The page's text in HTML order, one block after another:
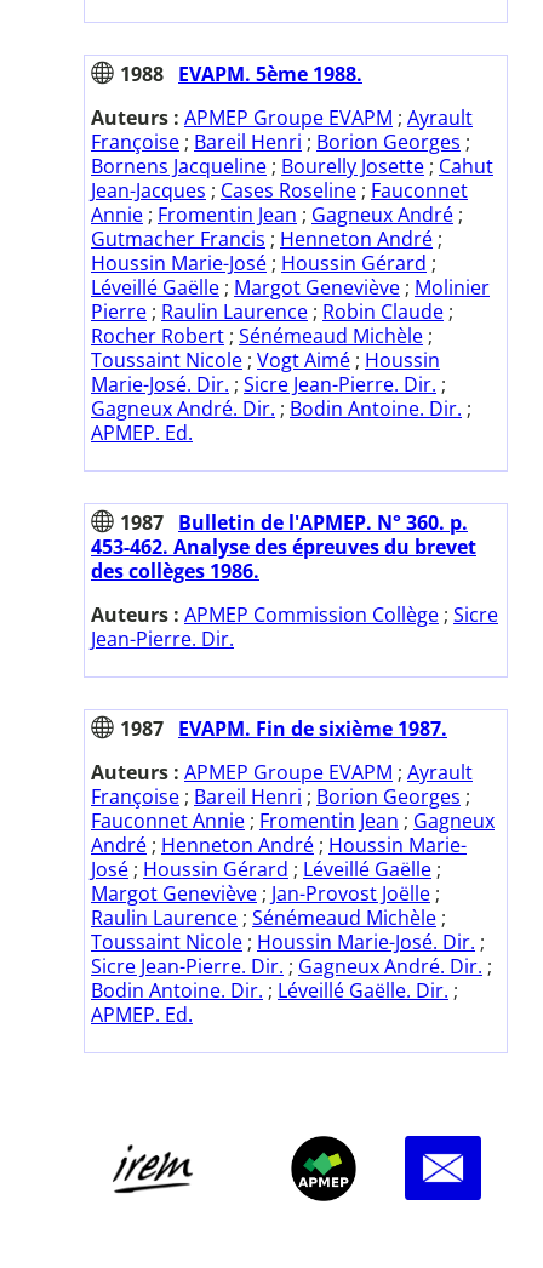
1988 EVAPM. 5ème 1988.
Auteurs : APMEP Groupe EVAPM ; Ayrault
Françoise ; Bareil Henri ; Borion Georges ;
Bornens Jacqueline ; Bourelly Josette ; Cahut
Jean-Jacques ; Cases Roseline ; Fauconnet
Annie ; Fromentin Jean ; Gagneux André ;
Gutmacher Francis ; Henneton André ;
Houssin Marie-José ; Houssin Gérard ;
Léveillé Gaëlle ; Margot Geneviève ; Molinier
Pierre ; Raulin Laurence ; Robin Claude ;
Rocher Robert ; Sénémeaud Michèle ;
Toussaint Nicole ; Vogt Aimé ; Houssin
Marie-José. Dir. ; Sicre Jean-Pierre. Dir. ;
Gagneux André. Dir. ; Bodin Antoine. Dir. ;
APMEP. Ed.
1987 Bulletin de l'APMEP. N° 360. p.
453-462. Analyse des épreuves du brevet
des collèges 1986.
Auteurs : APMEP Commission Collège ; Sicre
Jean-Pierre. Dir.
1987 EVAPM. Fin de sixième 1987.
Auteurs : APMEP Groupe EVAPM ; Ayrault
Françoise ; Bareil Henri ; Borion Georges ;
Fauconnet Annie ; Fromentin Jean ; Gagneux
André ; Henneton André ; Houssin Marie-
José ; Houssin Gérard ; Léveillé Gaëlle ;
Margot Geneviève ; Jan-Provost Joëlle ;
Raulin Laurence ; Sénémeaud Michèle ;
Toussaint Nicole ; Houssin Marie-José. Dir. ;
Sicre Jean-Pierre. Dir. ; Gagneux André. Dir. ;
Bodin Antoine. Dir. ; Léveillé Gaëlle. Dir. ;
APMEP. Ed.